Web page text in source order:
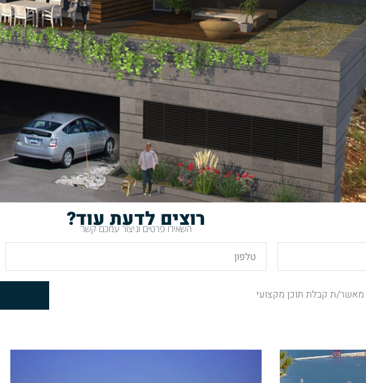
רוצים לדעת עוד?
השאירו פרטים וניצור עמכם קשר
מאשר/ת קבלת תוכן מקצועי